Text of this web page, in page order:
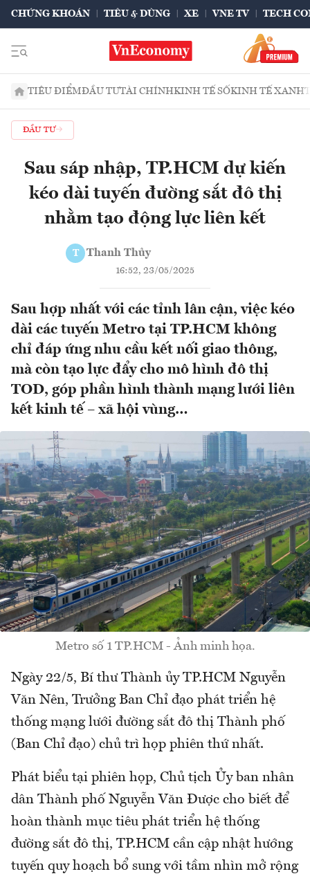
CHỨNG KHOÁN TIÊU & DÙNG XE VNE TV TECH
TIÊU ĐIỂMĐẦU TƯTÀI CHÍNHKINH TẾ SỐKINH TẾ XANH
ĐẦU TƯ
Sau sáp nhập, TP.HCM dự kiến
kéo dài tuyến đường sắt đô thị
nhằm tạo động lực liên kết
T Thanh Thủy
16:52, 23/05/2025
Sau hợp nhất với các tỉnh lân cận, việc kéo
dài các tuyến Metro tại TP.HCM không
chỉ đáp ứng nhu cầu kết nối giao thông,
mà còn tạo lực đẩy cho mô hình đô thị
TOD, góp phần hình thành mạng lưới liên
kết kinh tế – xã hội vùng…
Metro số 1 TP.HCM - Ảnh minh họa.
Ngày 22/5, Bí thư Thành ủy TP.HCM Nguyễn
Văn Nên, Trưởng Ban Chỉ đạo phát triển hệ
thống mạng lưới đường sắt đô thị Thành phố
(Ban Chỉ đạo) chủ trì họp phiên thứ nhất.
Phát biểu tại phiên họp, Chủ tịch Ủy ban nhân
dân Thành phố Nguyễn Văn Được cho biết để
hoàn thành mục tiêu phát triển hệ thống
đường sắt đô thị, TP.HCM cần cập nhật hướng
tuyến quy hoạch bổ sung với tầm nhìn mở rộng